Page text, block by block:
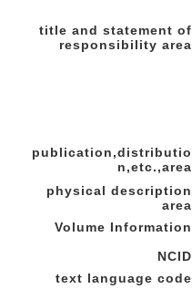
title and statement of
responsibility area
publication,distributio
n,etc.,area
physical description
area
Volume Information
NCID
text language code